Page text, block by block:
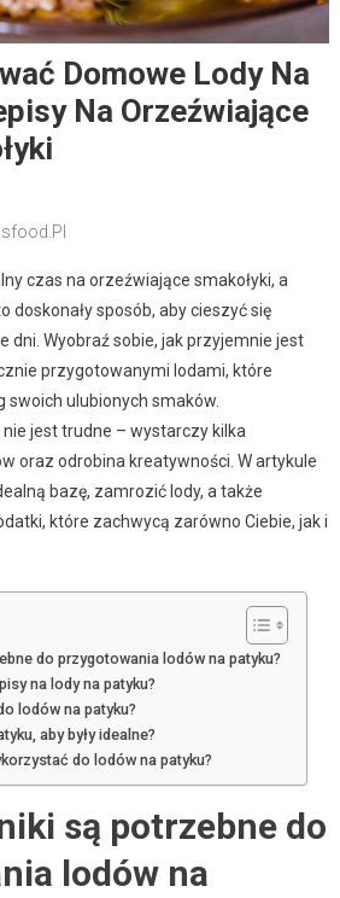
Domowe Lody Na
Na Orzeźwiające
czas na orzeźwiające smakołyki, a
doskonały sposób, aby cieszyć się
dni. Wyobraź sobie, jak przyjemnie jest
przygotowanymi lodami, które
swoich ulubionych smaków.
jest trudne – wystarczy kilka
oraz odrobina kreatywności. W artykule
bazę, zamrozić lody, a także
które zachwycą zarówno Ciebie, jak i
do przygotowania lodów na patyku?
na lody na patyku?
lodów na patyku?
aby były idealne?
do lodów na patyku?
są potrzebne do
lodów na